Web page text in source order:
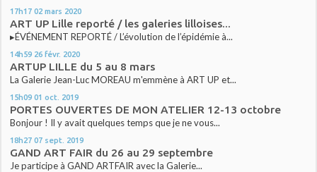
17h17 02 mars 2020
ART UP Lille reporté / les galeries lilloises...
▸ÉVÉNEMENT REPORTÉ / L’évolution de l’épidémie à...
14h59 26 févr. 2020
ARTUP LILLE du 5 au 8 mars
La Galerie Jean-Luc MOREAU m'emmène à ART UP et...
15h09 01 oct. 2019
PORTES OUVERTES DE MON ATELIER 12-13 octobre
Bonjour ! Il y avait quelques temps que je ne vous...
18h27 07 sept. 2019
GAND ART FAIR du 26 au 29 septembre
Je participe à GAND ARTFAIR avec la Galerie...